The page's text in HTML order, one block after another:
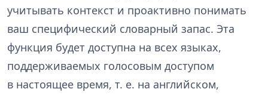
учитывать контекст и проактивно понимать
ваш специфический словарный запас. Эта
функция будет доступна на всех языках,
поддерживаемых голосовым доступом
в настоящее время, т. е. на английском,